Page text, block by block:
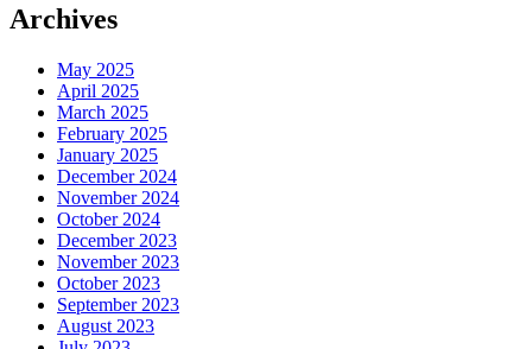
Archives
May 2025
April 2025
March 2025
February 2025
January 2025
December 2024
November 2024
October 2024
December 2023
November 2023
October 2023
September 2023
August 2023